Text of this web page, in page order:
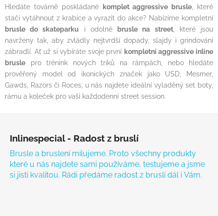
Hledáte továrně poskládané komplet aggressive brusle , které
stačí vytáhnout z krabice a vyrazit do akce? Nabízíme kompletní
brusle do skateparku i odolné brusle na street, které jsou
navrženy tak, aby zvládly nejtvrdší dopady, slajdy i grindování
zábradlí. Ať už si vybíráte svoje první kompletní aggressive inline
brusle pro trénink nových triků na rámpách, nebo hledáte
prověřený model od ikonických značek jako USD, Mesmer,
Gawds, Razors či Roces, u nás najdete ideální vyladěný set boty,
rámu a koleček pro vaši každodenní street session.
Inlinespecial - Radost z bruslí
Brusle a bruslení milujeme. Proto všechny produkty
které u nás najdete sami používáme, testujeme a jsme
si jisti kvalitou. Rádi předáme radost z bruslí dál i Vám.